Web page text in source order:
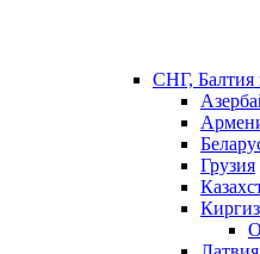
СНГ, Балтия
Грузия